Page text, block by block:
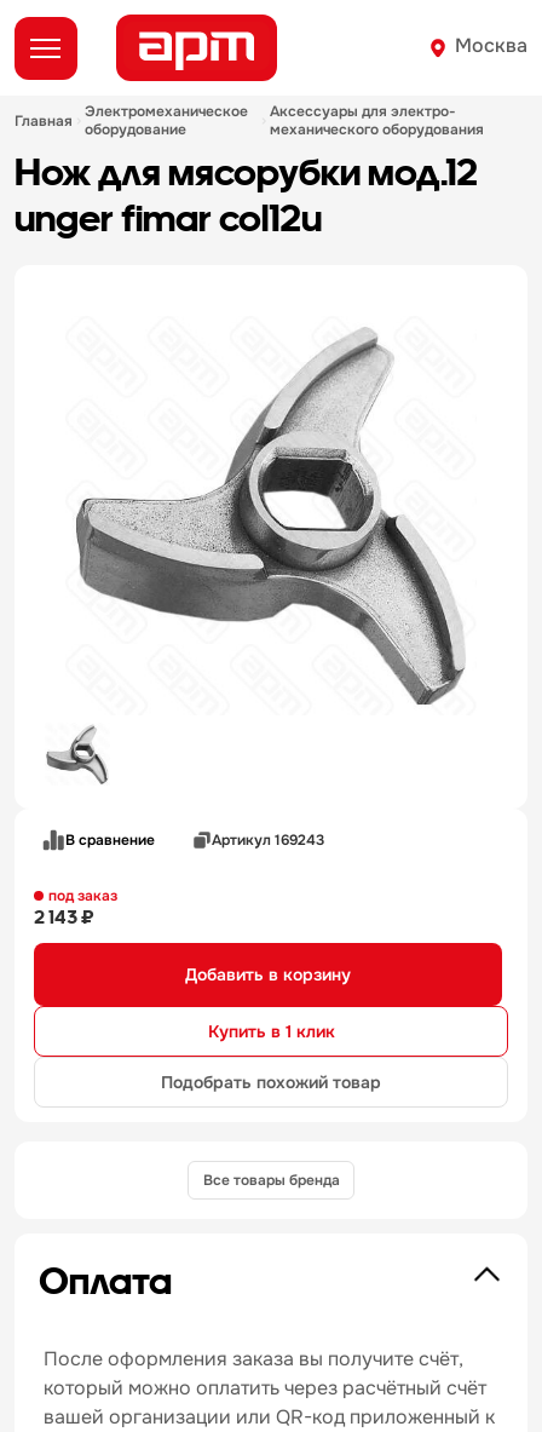
Москва
главная
электромеханическое
оборудование
аксессуары для электро-
механического оборудования
нож для мясорубки мод.12
unger fimar col12u
В сравнение Артикул 169243
под заказ
2 143 ₽
Добавить в корзину
Купить в 1 клик
Подобрать похожий товар
Все товары бренда
Оплата
После оформления заказа вы получите счёт,
который можно оплатить через расчётный счёт
вашей организации или QR-код приложенный к